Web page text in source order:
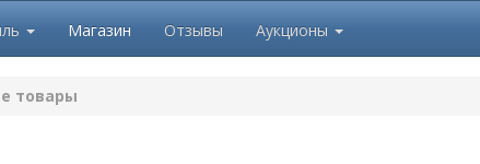
Магазин Отзывы Аукционы
товары